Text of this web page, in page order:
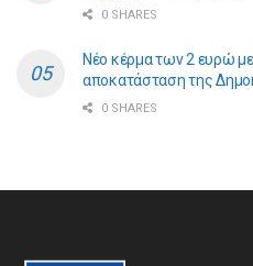
0 SHARES
Νέο κέρμα των 2 ευρώ
αποκατάσταση της
0 SHARES